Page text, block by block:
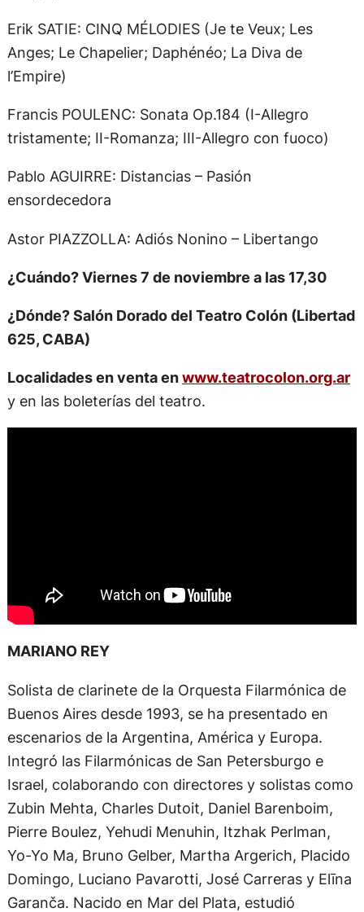
Erik SATIE: CINQ MÉLODIES (Je te Veux; Les
Anges; Le Chapelier; Daphénéo; La Diva de
l’Empire)
Francis POULENC: Sonata Op.184 (I-Allegro
tristamente; II-Romanza; III-Allegro con fuoco)
Pablo AGUIRRE: Distancias – Pasión
ensordecedora
Astor PIAZZOLLA: Adiós Nonino – Libertango
¿Cuándo? Viernes 7 de noviembre a las 17,30
¿Dónde? Salón Dorado del Teatro Colón (Libertad
625, CABA)
Localidades en venta enwww.teatrocolon.org.ar
y en las boleterías del teatro.
MARIANO REY
Solista de clarinete de la Orquesta Filarmónica de
Buenos Aires desde 1993, se ha presentado en
escenarios de la Argentina, América y Europa.
Integró las Filarmónicas de San Petersburgo e
Israel, colaborando con directores y solistas como
Zubin Mehta, Charles Dutoit, Daniel Barenboim,
Pierre Boulez, Yehudi Menuhin, Itzhak Perlman,
Yo-Yo Ma, Bruno Gelber, Martha Argerich, Placido
Domingo, Luciano Pavarotti, José Carreras y Elīna
Garanča. Nacido en Mar del Plata, estudió